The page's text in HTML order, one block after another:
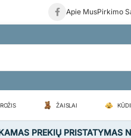
Apie MusPirkimo
ŽAISLAI
PREKIŲ PRISTATYMAS